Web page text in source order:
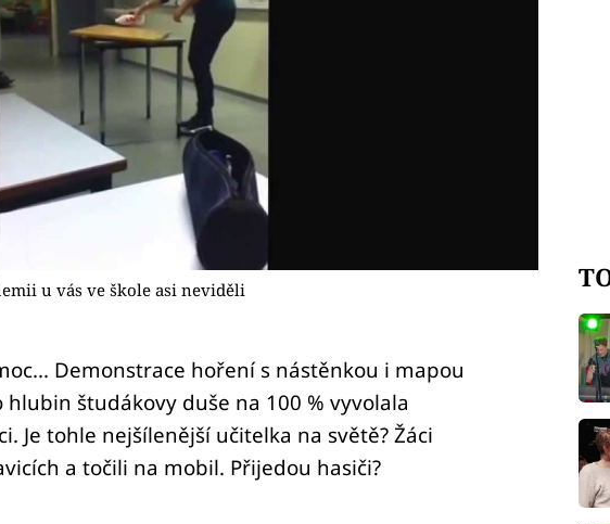
u vás ve škole asi neviděli
Demonstrace hoření s nástěnkou i mapou
hlubin študákovy duše na 100 % vyvolala
Je tohle nejšílenější učitelka na světě? Žáci
a točili na mobil. Přijedou hasiči?